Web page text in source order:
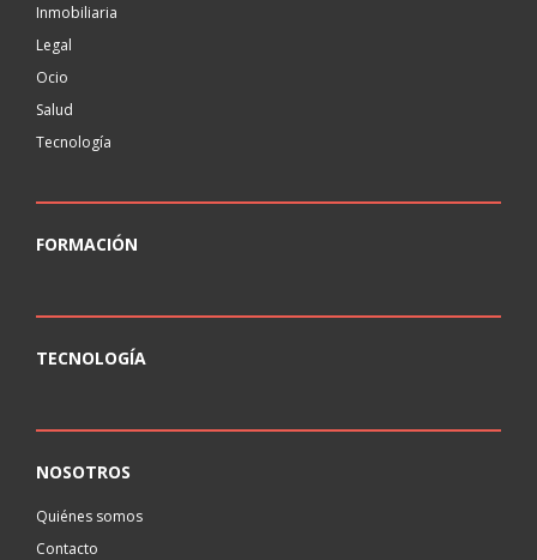
Inmobiliaria
Legal
Ocio
Salud
Tecnología
FORMACIÓN
TECNOLOGÍA
NOSOTROS
Quiénes somos
Contacto